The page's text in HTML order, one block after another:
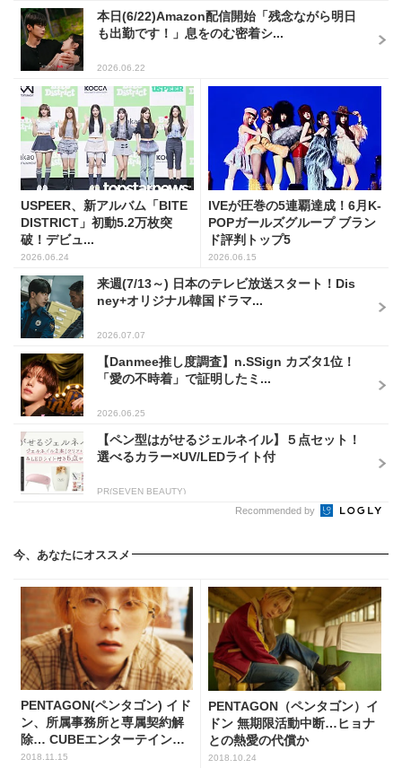
本日(6/22)Amazon配信開始「残念ながら明日
も出勤です！」息をのむ密着シ...
2026.06.22
USPEER、新アルバム「BITE
DISTRICT」初動5.2万枚突
破！デビュ...
2026.06.24
IVEが圧巻の5連覇達成！6月K-
POPガールズグループ ブラン
ド評判トップ5
2026.06.15
来週(7/13～) 日本のテレビ放送スタート！Dis
ney+オリジナル韓国ドラマ...
2026.07.07
【Danmee推し度調査】n.SSign カズタ1位！
「愛の不時着」で証明したミ...
2026.06.25
【ペン型はがせるジェルネイル】５点セット！
選べるカラー×UV/LEDライト付
PR(SEVEN BEAUTY)
Recommended by
今、あなたにオススメ
PENTAGON(ペンタゴン) イド
ン、所属事務所と専属契約解
除… CUBEエンターテインメ
ントを去る
2018.11.15
PENTAGON（ペンタゴン）イ
ドン 無期限活動中断…ヒョナ
との熱愛の代償か
2018.10.24